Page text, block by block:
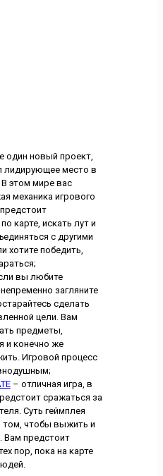
один новый проект,
лидирующее место в
этом мире вас
механика игрового
карте, искать лут и
с другими
хотите победить,
вы любите
загляните
сделать
цели. Вам
предметы,
и конечно же
Игровой процесс
– отличная игра, в
сражаться за
Суть геймплея
том, чтобы выжить и
Вам предстоит
пор, пока на карте